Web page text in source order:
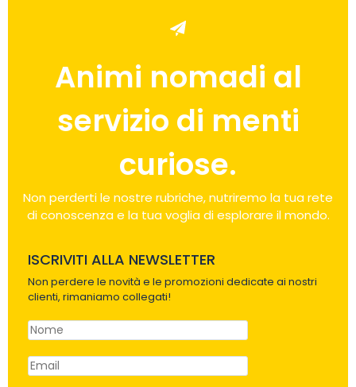
Animi nomadi al
servizio di menti
curiose.
Non perderti le nostre rubriche, nutriremo la tua rete
di conoscenza e la tua voglia di esplorare il mondo.
ISCRIVITI ALLA NEWSLETTER
Non perdere le novità e le promozioni dedicate ai nostri
clienti, rimaniamo collegati!